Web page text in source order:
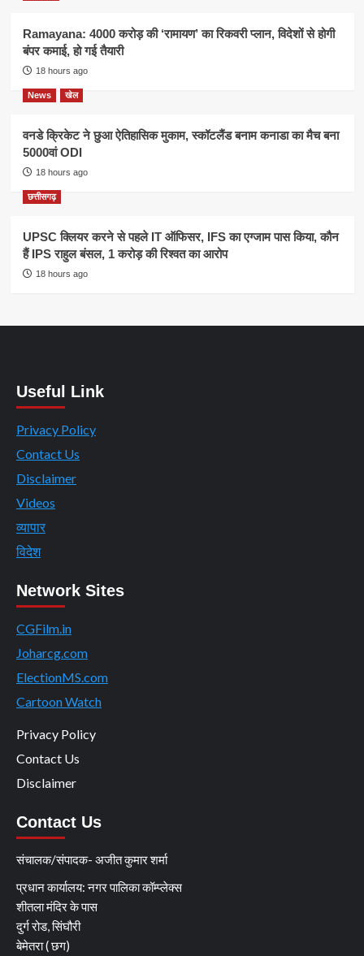
Ramayana: 4000 करोड़ की ‘रामायण’ का रिकवरी प्लान, विदेशों से होगी
बंपर कमाई, हो गई तैयारी
18 hours ago
News खेल
वनडे क्रिकेट ने छुआ ऐतिहासिक मुकाम, स्कॉटलैंड बनाम कनाडा का मैच बना
5000वां ODI
18 hours ago
छत्तीसगढ़
UPSC क्लियर करने से पहले IT ऑफिसर, IFS का एग्जाम पास किया, कौन
हैं IPS राहुल बंसल, 1 करोड़ की रिश्वत का आरोप
18 hours ago
Useful Link
Privacy Policy
Contact Us
Disclaimer
Videos
व्यापार
विदेश
Network Sites
CGFilm.in
Joharcg.com
ElectionMS.com
Cartoon Watch
Privacy Policy
Contact Us
Disclaimer
Contact Us
संचालक/संपादक- अजीत कुमार शर्मा
प्रधान कार्यालय: नगर पालिका कॉम्प्लेक्स
शीतला मंदिर के पास
दुर्ग रोड, सिंघौरी
बेमेतरा ( छग)